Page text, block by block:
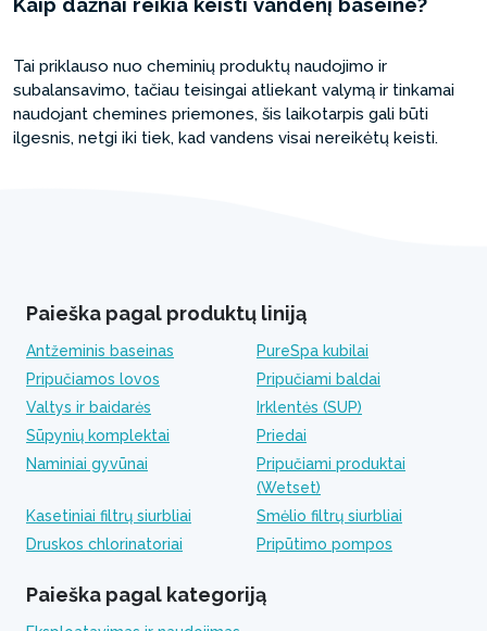
Tai priklauso nuo cheminių produktų naudojimo ir
subalansavimo, tačiau teisingai atliekant valymą ir tinkamai
naudojant chemines priemones, šis laikotarpis gali būti
ilgesnis, netgi iki tiek, kad vandens visai nereikėtų keisti.
Paieška pagal produktų liniją
Antžeminis baseinas
PureSpa kubilai
Pripučiamos lovos
Pripučiami baldai
Valtys ir baidarės
Irklentės (SUP)
Sūpynių komplektai
Priedai
Naminiai gyvūnai
Pripučiami produktai
(Wetset)
Kasetiniai filtrų siurbliai
Smėlio filtrų siurbliai
Druskos chlorinatoriai
Pripūtimo pompos
Paieška pagal kategoriją